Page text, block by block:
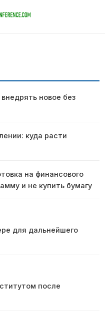
новое без
куда расти
на финансового
и не купить бумагу
для дальнейшего
после